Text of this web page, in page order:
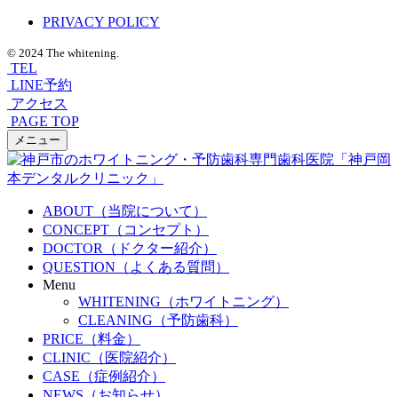
PRIVACY POLICY
© 2024 The whitening.
TEL
LINE予約
アクセス
PAGE TOP
メニュー
ABOUT（当院について）
CONCEPT（コンセプト）
DOCTOR（ドクター紹介）
QUESTION（よくある質問）
Menu
WHITENING（ホワイトニング）
CLEANING（予防歯科）
PRICE（料金）
CLINIC（医院紹介）
CASE（症例紹介）